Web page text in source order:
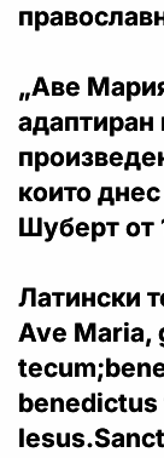
„Аве
които
Шуберт от
Латински
Ave Maria,